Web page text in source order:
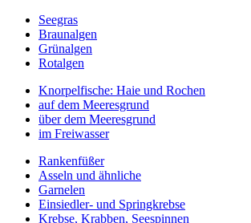
Seegras
Braunalgen
Grünalgen
Rotalgen
Knorpelfische: Haie und Rochen
auf dem Meeresgrund
über dem Meeresgrund
im Freiwasser
Rankenfüßer
Asseln und ähnliche
Garnelen
Einsiedler- und Springkrebse
Krebse, Krabben, Seespinnen